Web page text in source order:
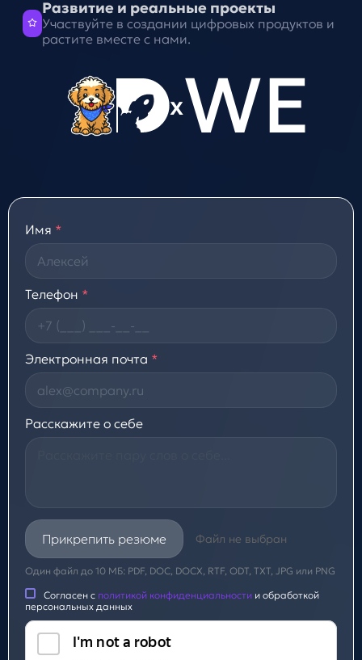
Развитие и реальные проекты
Участвуйте в создании цифровых продуктов и
растите вместе с нами.
xWE
Имя *
Телефон *
Электронная почта *
Расскажите о себе
Прикрепить резюме Файл не выбран
Один файл до 10 МБ: PDF, DOC, DOCX, RTF, ODT, TXT, JPG или PNG
Согласен с политикой конфиденциальности и обработкой
персональных данных